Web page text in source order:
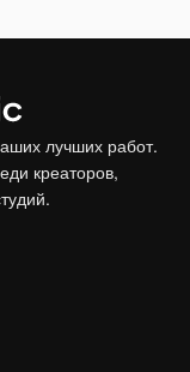
лучших работ.
креаторов,